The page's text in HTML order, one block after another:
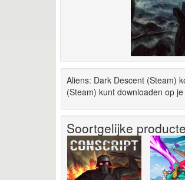
Aliens: Dark Descent (Steam)
(Steam) kunt downloaden op
Soortgelijke